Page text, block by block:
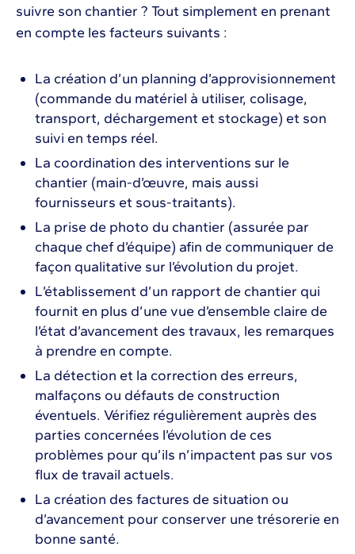
suivre son chantier ? Tout simplement en prenant
en compte les facteurs suivants :
La création d’un planning d’approvisionnement
(commande du matériel à utiliser, colisage,
transport, déchargement et stockage) et son
suivi en temps réel.
La coordination des interventions sur le
chantier (main-d’œuvre, mais aussi
fournisseurs et sous-traitants).
La prise de photo du chantier (assurée par
chaque chef d’équipe) afin de communiquer de
façon qualitative sur l’évolution du projet.
L’établissement d’un rapport de chantier qui
fournit en plus d’une vue d’ensemble claire de
l’état d’avancement des travaux, les remarques
à prendre en compte.
La détection et la correction des erreurs,
malfaçons ou défauts de construction
éventuels. Vérifiez régulièrement auprès des
parties concernées l’évolution de ces
problèmes pour qu’ils n’impactent pas sur vos
flux de travail actuels.
La création des factures de situation ou
d’avancement pour conserver une trésorerie en
bonne santé.